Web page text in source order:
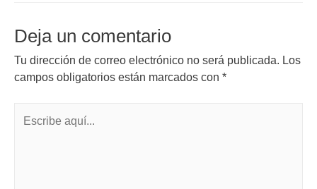
Deja un comentario
Tu dirección de correo electrónico no será publicada. Los
campos obligatorios están marcados con *